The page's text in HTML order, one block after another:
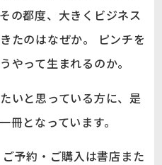
の都度、大きくビジネス
たのはなぜか。 ピンチを
やって生まれるのか。
いと思っている方に、是
冊となっています。
予約・ご購入は書店また